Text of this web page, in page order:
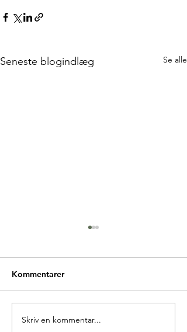
Seneste blogindlæg Se alle
Glædelig Grundlovsdag
Kommentarer
Skriv en kommentar...